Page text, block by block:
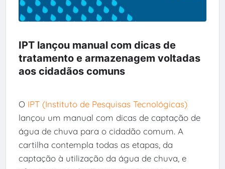
IPT lançou manual com dicas de
tratamento e armazenagem voltadas
aos cidadãos comuns
O IPT (Instituto de Pesquisas Tecnológicas)
lançou um manual com dicas de captação de
água de chuva para o cidadão comum. A
cartilha contempla todas as etapas, da
captação à utilização da água de chuva, e